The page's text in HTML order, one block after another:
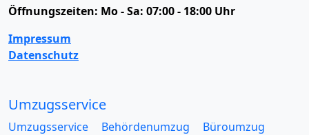
Öffnungszeiten: Mo - Sa: 07:00 - 18:00 Uhr
Impressum
Datenschutz
Umzugsservice
Umzugsservice Behördenumzug
Büroumzug